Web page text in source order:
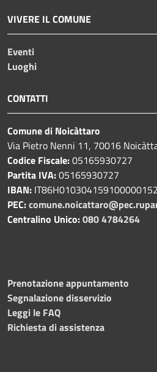
VIVERE IL COMUNE
Eventi
Luoghi
CONTATTI
Comune di Noicàttaro
Via Pietro Nenni 11, 70016
Codice Fiscale:05165930727
Partita IVA:05165930727
IBAN:
PEC:
Centralino Unico:080 4784264
Prenotazione appuntamento
Segnalazione disservizio
Leggi le FAQ
Richiesta di assistenza